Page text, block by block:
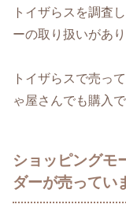
トイザらスを調査
ーの取り扱いがあり
トイザらスで売っ
ゃ屋さんでも購入
ショッピングモ
ダーが売ってい